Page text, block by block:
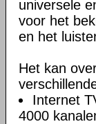
universele
voor het
en het
Het kan
Internet
4000